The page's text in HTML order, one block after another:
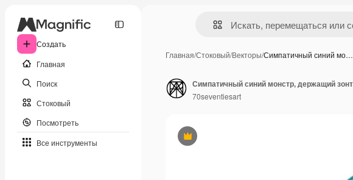
Создать
Главная
Поиск
Стоковый
Посмотреть
Все инструменты
Главная/Стоковый/Векторы/Симпатичный синий мо…
Премиум
70seventiesart